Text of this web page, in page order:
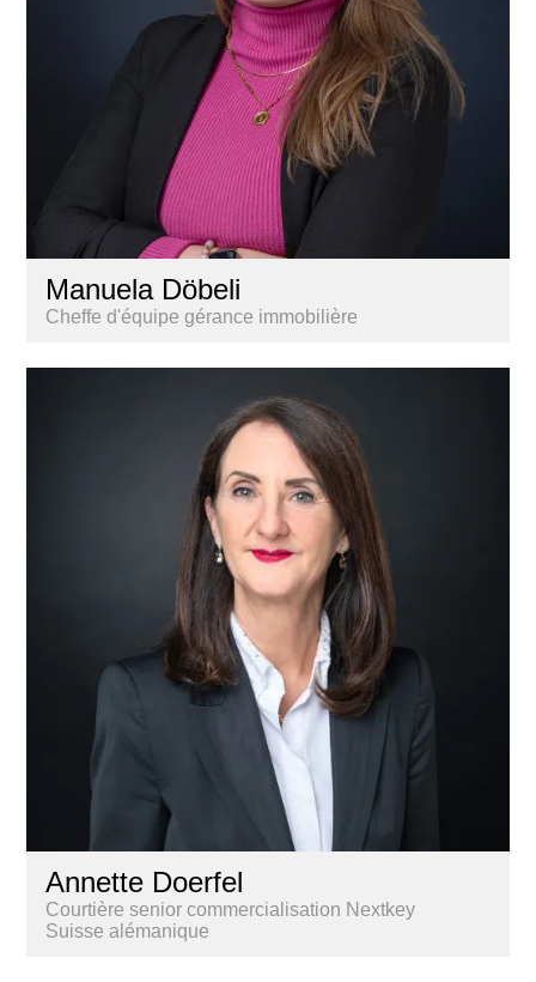
Manuela Döbeli
Cheffe d'équipe gérance immobilière
Annette Doerfel
Courtière senior commercialisation Nextkey
Suisse alémanique